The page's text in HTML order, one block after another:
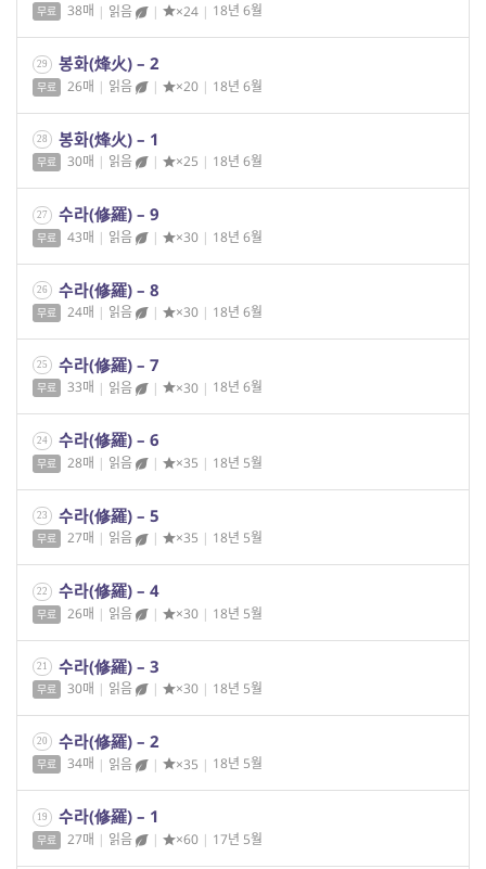
무료 38매 | 읽음 | ×24 | 18년 6월
29 봉화(烽火) – 2
무료 26매 | 읽음 | ×20 | 18년 6월
28 봉화(烽火) – 1
무료 30매 | 읽음 | ×25 | 18년 6월
27 수라(修羅) – 9
무료 43매 | 읽음 | ×30 | 18년 6월
26 수라(修羅) – 8
무료 24매 | 읽음 | ×30 | 18년 6월
25 수라(修羅) – 7
무료 33매 | 읽음 | ×30 | 18년 6월
24 수라(修羅) – 6
무료 28매 | 읽음 | ×35 | 18년 5월
23 수라(修羅) – 5
무료 27매 | 읽음 | ×35 | 18년 5월
22 수라(修羅) – 4
무료 26매 | 읽음 | ×30 | 18년 5월
21 수라(修羅) – 3
무료 30매 | 읽음 | ×30 | 18년 5월
20 수라(修羅) – 2
무료 34매 | 읽음 | ×35 | 18년 5월
19 수라(修羅) – 1
무료 27매 | 읽음 | ×60 | 17년 5월